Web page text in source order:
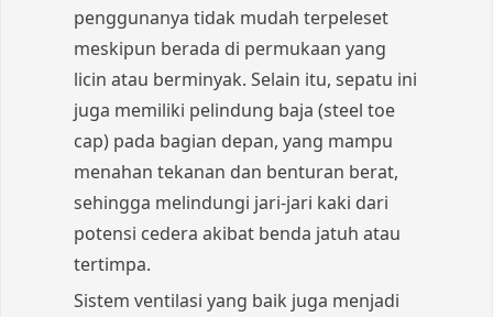
penggunanya tidak mudah terpeleset
meskipun berada di permukaan yang
licin atau berminyak. Selain itu, sepatu ini
juga memiliki pelindung baja (steel toe
cap) pada bagian depan, yang mampu
menahan tekanan dan benturan berat,
sehingga melindungi jari-jari kaki dari
potensi cedera akibat benda jatuh atau
tertimpa.
Sistem ventilasi yang baik juga menjadi